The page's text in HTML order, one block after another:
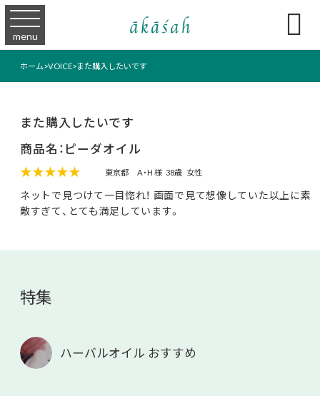
menu 
ホーム>VOICE>また購入したいです
また購入したいです
商品名：ピーダオイル
★★★★★
東京都 A・H 様 38歳 女性
ネットで見つけて一目惚れ！ 画面で見て想像していた以上に素
敵すぎて、とても満足しています。
特集
ハーバルオイル おすすめ